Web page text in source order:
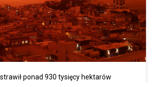
ponad 930 tysięcy hektarów